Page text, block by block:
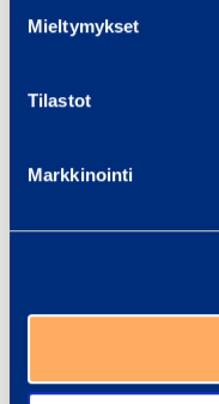
Mieltymykset
Tilastot
Markkinointi